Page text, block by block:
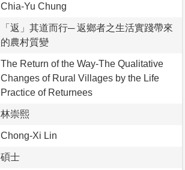
Chia-Yu Chung
「返」其道而行─ 返鄉者之生活實踐帶來
的農村質變
The Return of the Way-The Qualitative
Changes of Rural Villages by the Life
Practice of Returnees
林崇熙
Chong-Xi Lin
碩士